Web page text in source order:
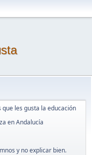
les gusta la educación
en Andalucía
y no explicar bien.